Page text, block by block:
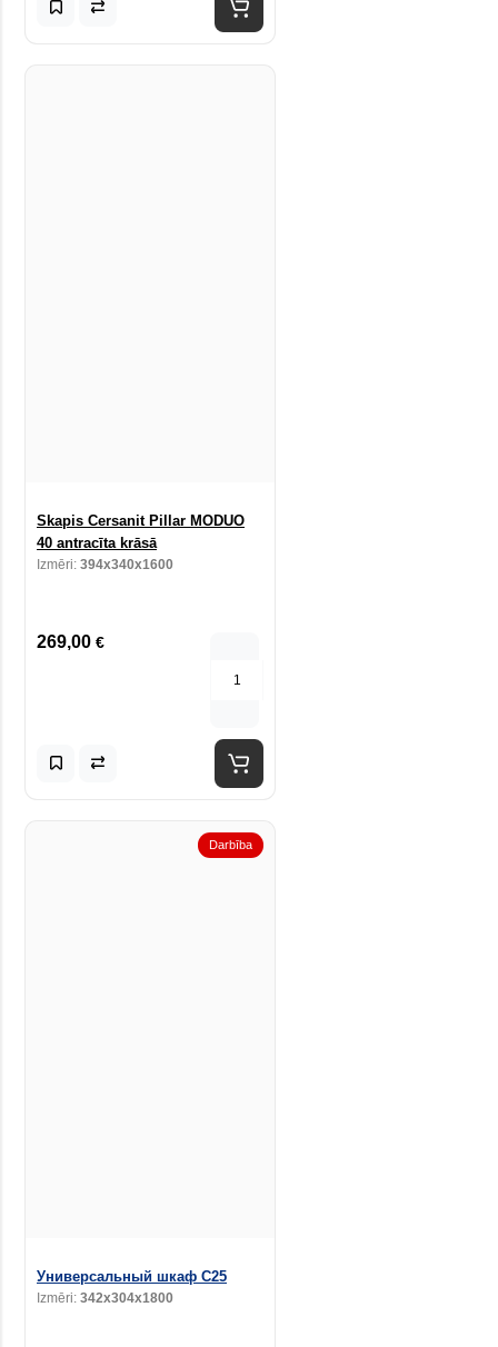
Skapis Cersanit Pillar MODUO
40 antracīta krāsā
Izmēri: 394x340x1600
269,00 €
Darbība
Универсальный шкаф C25
Izmēri: 342x304x1800